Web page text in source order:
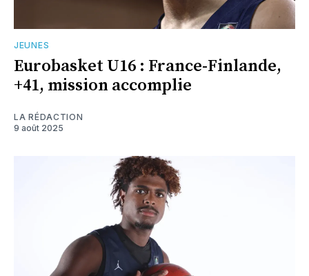
JEUNES
Eurobasket U16 : France-Finlande,
+41, mission accomplie
LA RÉDACTION
9 août 2025